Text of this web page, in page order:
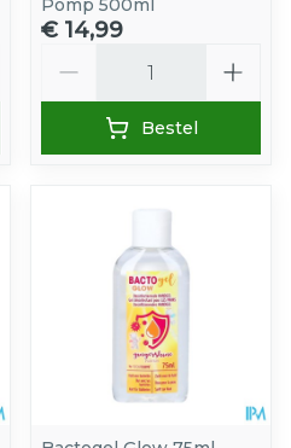
Pomp 500ml
€ 14,99
Bestel